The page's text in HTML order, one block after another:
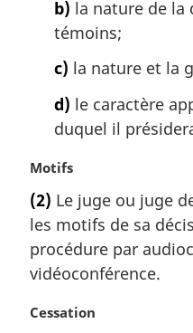
b) la nature de la
témoins;
c) la nature et la
d) le caractère
duquel il
N
t
e
m
a
g
Motifs
(2) Le juge ou juge
les motifs de sa
procédure par
vidéoconférence.
N
Cessation